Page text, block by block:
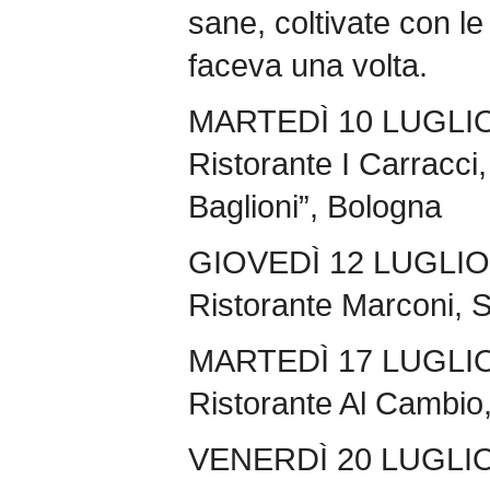
sane, coltivate con
faceva una volta.
MARTEDÌ 10
Ristorante I
Baglioni”, Bologna
GIOVEDÌ 12
Ristorante Marconi,
MARTEDÌ 17
Ristorante Al
VENERDÌ 20